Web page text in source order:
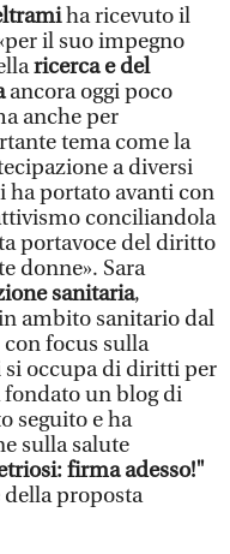
ha ricevuto il
il suo impegno
ricerca e del
ancora oggi poco
anche per
tema come la
a diversi
portato avanti con
conciliandola
portavoce del diritto
donne». Sara
sanitaria,
ambito sanitario dal
focus sulla
si occupa di diritti per
un blog di
seguito e ha
sulla salute
firma adesso!"
proposta